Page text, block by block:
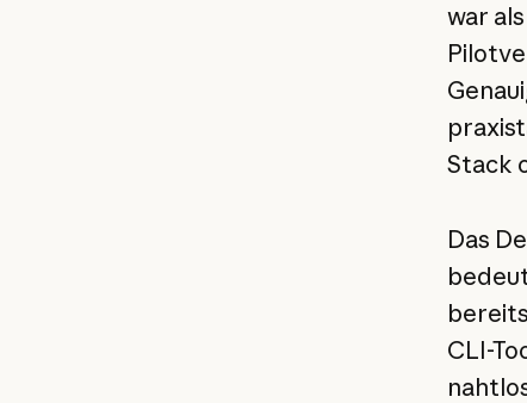
war
Stack
Das
CLI-